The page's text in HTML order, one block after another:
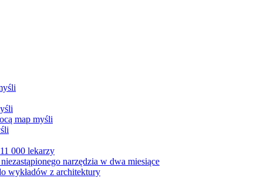
map myśli
000 lekarzy
narzędzia w dwa miesiące
wykładów z architektury